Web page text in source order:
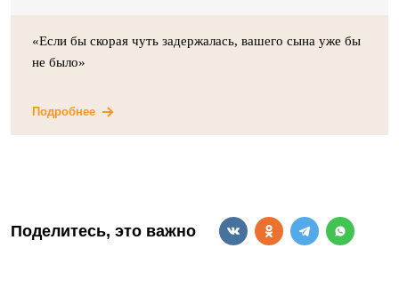
«Если бы скорая чуть задержалась, вашего сына уже бы
не было»
Подробнее
Поделитесь, это важно